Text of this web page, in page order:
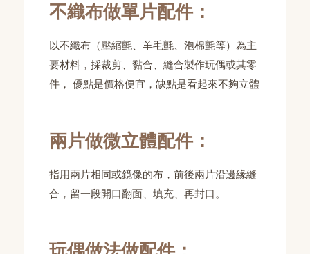
不織布做單片配件：
以不織布（壓縮氈、羊毛氈、泡棉氈等）為主
要材料，採裁剪、黏合、縫合製作玩偶或其零
件， 優點是價格便宜，缺點是看起來不夠立體
兩片做微立體配件：
指用兩片相同或鏡像的布，前後兩片沿邊緣縫
合，留一段開口翻面、填充、再封口。